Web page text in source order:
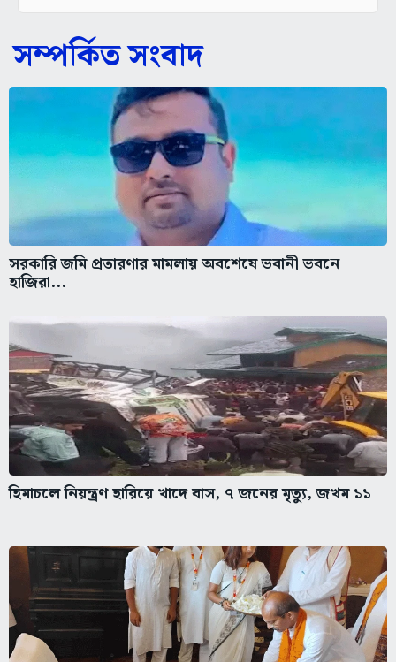
সম্পর্কিত সংবাদ
সরকারি জমি প্রতারণার মামলায় অবশেষে ভবানী ভবনে
হাজিরা...
হিমাচলে নিয়ন্ত্রণ হারিয়ে খাদে বাস, ৭ জনের মৃত্যু, জখম ১১